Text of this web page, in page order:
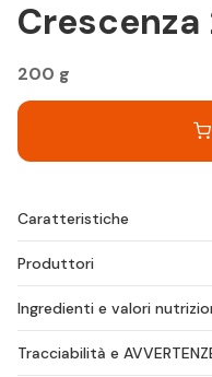
200 g
Caratteristiche
Produttori
Ingredienti e valori
Tracciabilità e